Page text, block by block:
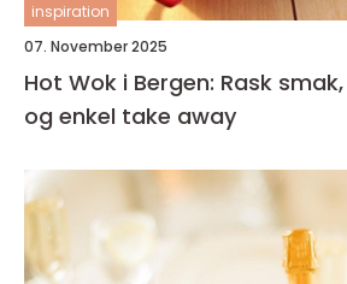
inspiration
07. November 2025
Hot Wok i Bergen: Rask
og enkel take away